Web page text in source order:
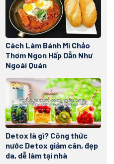
Cách Làm Bánh Mì Chảo
Thơm Ngon Hấp Dẫn Như
Ngoài Quán
Detox là gì? Công thức
nước Detox giảm cân, đẹp
da, dễ làm tại nhà